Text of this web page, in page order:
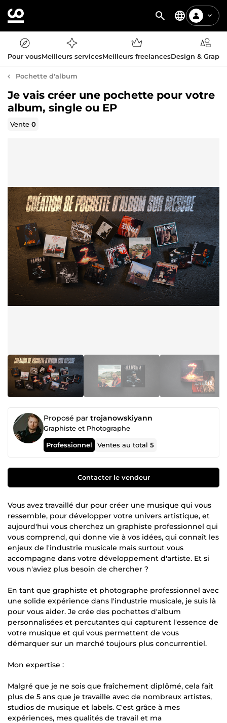
Pour vousMeilleurs servicesMeilleurs freelancesDesign &
Pochette d'album
Je vais créer une pochette pour votre
album, single ou EP
Vente0
Proposé par trojanowskiyann
Graphiste et Photographe
Professionnel Ventes au total5
Contacter le vendeur
Vous avez travaillé dur pour créer une musique qui vous
ressemble, pour développer votre univers artistique, et
aujourd'hui vous cherchez un graphiste professionnel qui
vous comprend, qui donne vie à vos idées, qui connaît les
enjeux de l'industrie musicale mais surtout vous
accompagne dans votre développement d'artiste. Et si
vous n'aviez plus besoin de chercher ?
En tant que graphiste et photographe professionnel avec
une solide expérience dans l'industrie musicale, je suis là
pour vous aider. Je crée des pochettes d'album
personnalisées et percutantes qui capturent l'essence de
votre musique et qui vous permettent de vous
démarquer sur un marché toujours plus concurrentiel.
Mon expertise :
Malgré que je ne sois que fraîchement diplômé, cela fait
plus de 5 ans que je travaille avec de nombreux artistes,
studios de musique et labels. C'est grâce à mes
expériences, mes qualités de travail et ma